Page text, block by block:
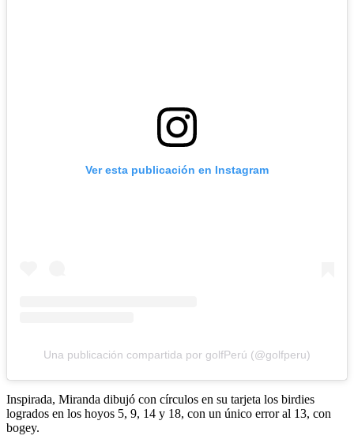
Ver esta publicación en Instagram
Una publicación compartida por golfPerú (@golfperu)
Inspirada, Miranda dibujó con círculos en su tarjeta los birdies
logrados en los hoyos 5, 9, 14 y 18, con un único error al 13, con
bogey.